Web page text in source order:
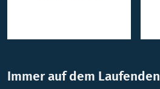
Immer auf dem Laufenden